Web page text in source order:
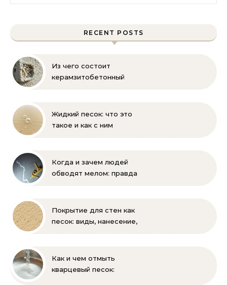
RECENT POSTS
Из чего состоит
керамзитобетонный
Жидкий песок: что это
такое и как с ним
Когда и зачем людей
обводят мелом: правда
Покрытие для стен как
песок: виды, нанесение,
Как и чем отмыть
кварцевый песок: